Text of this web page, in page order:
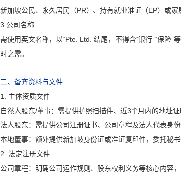
新加坡公民、永久居民（PR）、持有就业准证（EP）或家
3.公司名称
需使用英文名称，以“Pte. Ltd.”结尾，不得含“银行”“保险
时之需。
二、备齐资料与文件
1. 主体资质文件
自然人股东/董事：需提供护照扫描件、近3个月内的地址证
法人股东：需提供公司注册证书、公司章程及法人代表身
本地董事：额外提供新加坡身份证或准证复印件，委托秘
2. 法定注册文件
公司章程：明确公司运作规则、股东权利义务等核心内容